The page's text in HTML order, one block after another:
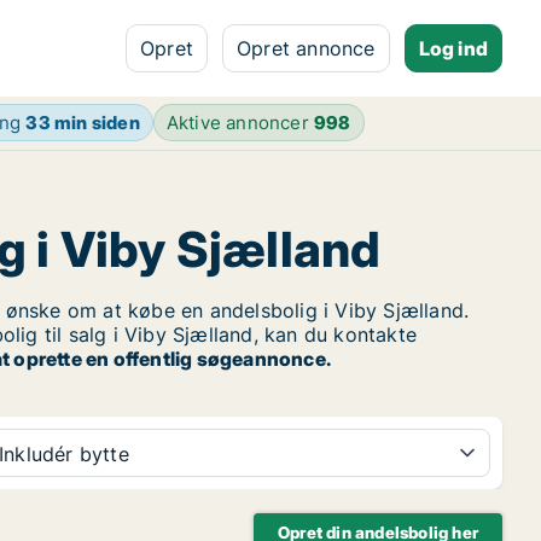
Opret Opret annonce Log ind
33 min siden Aktive annoncer998
i Viby Sjælland
ønske om at købe en andelsbolig i Viby Sjælland.
til salg i Viby Sjælland, kan du kontakte
oprette en offentlig søgeannonce.
Inkludér bytte
Opret din andelsbolig her